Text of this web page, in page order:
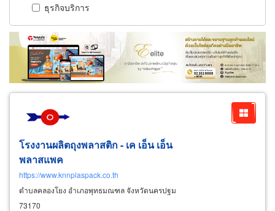
ธุรกิจบริการ
โรงงานผลิตถุงพลาสติก - เค เอ็น เอ็น
พลาสแพค
https://www.knnplaspack.co.th
ตำบลคลองโยง อำเภอพุทธมณฑล จังหวัดนครปฐม
73170